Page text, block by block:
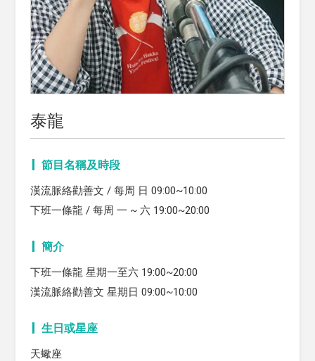
泰龍
節目名稱及時段
漢流脈絡勸善文 / 每周 日 09:00~10:00
下班一條龍 / 每周 一 ~ 六 19:00~20:00
簡介
下班一條龍 星期一至六 19:00~20:00
漢流脈絡勸善文 星期日 09:00~10:00
生日或星座
天蠍座